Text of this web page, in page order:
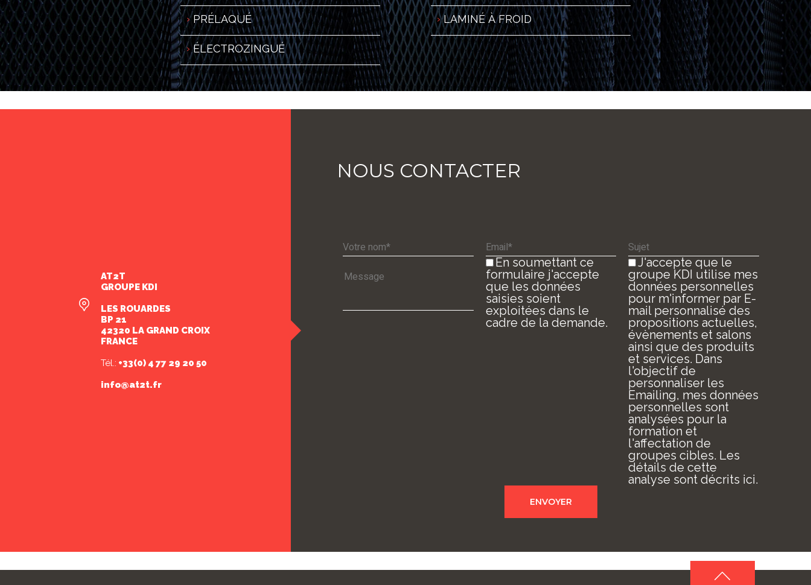
PRÉLAQUÉ
ÉLECTROZINGUÉ
LAMINÉ À FROID
AT2T
GROUPE KDI
LES ROUARDES
BP 21
42320 LA GRAND CROIX
FRANCE
Tél.: +33(0) 4 77 29 20 50
info@at2t.fr
NOUS CONTACTER
En soumettant ce
formulaire j'accepte
que les données
saisies soient
exploitées dans le
cadre de la demande.
J'accepte que le
groupe KDI utilise mes
données personnelles
pour m'informer par E-
mail personnalisé des
propositions actuelles,
évènements et salons
ainsi que des produits
et services. Dans
l'objectif de
personnaliser les
Emailing, mes données
personnelles sont
analysées pour la
formation et
l'affectation de
groupes cibles. Les
détails de cette
analyse sont décrits ici.